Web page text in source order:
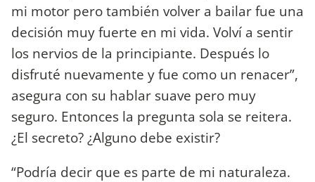
mi motor pero también volver a bailar fue una
decisión muy fuerte en mi vida. Volví a sentir
los nervios de la principiante. Después lo
disfruté nuevamente y fue como un renacer”,
asegura con su hablar suave pero muy
seguro. Entonces la pregunta sola se reitera.
¿El secreto? ¿Alguno debe existir?
“Podría decir que es parte de mi naturaleza.